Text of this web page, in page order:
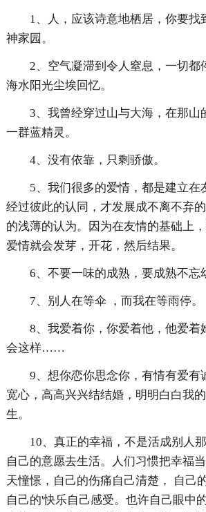
1、人，应该诗意地栖居，你要找
神家园。
2、空气凝滞到令人窒息，一切都
海水阳光尘埃回忆。
3、我曾经穿过山与大海，在那山
一群蓝精灵。
4、没有依靠，只剩骄傲。
5、我们很多的爱情，都是建立在
经过彼此的认同，才发展成不离不弃
的浅薄的认为。因为在友情的基础上
爱情就会发芽，开花，然后结果。
6、不要一味的成熟，要成熟不忘
7、别人在等伞 ，而我在等雨停。
8、我爱着你，你爱着他，他爱着
会这样……
9、想你恋你思念你，有情有爱有
宽心，高高兴兴结结婚，明明白白我
生。
10、真正的幸福，不是活成别人
自己的意愿去生活。人们习惯把幸福
天憧憬，自己的伤痛自己清楚， 自己
自己的'快乐自己感受。也许自己眼中